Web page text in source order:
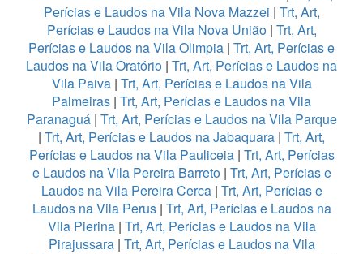
Perícias e Laudos na Vila Nova Mazzei | Trt, Art,
Perícias e Laudos na Vila Nova União| Trt, Art,
Perícias e Laudos na Vila Olimpia | Trt, Art, Perícias e
Laudos na Vila Oratório | Trt, Art, Perícias e Laudos na
Vila Paiva| Trt, Art, Perícias e Laudos na Vila
Palmeiras | Trt, Art, Perícias e Laudos na Vila
Paranaguá| Trt, Art, Perícias e Laudos na Vila Parque
| Trt, Art, Perícias e Laudos na Jabaquara | Trt, Art,
Perícias e Laudos na Vila Pauliceia| Trt, Art, Perícias
e Laudos na Vila Pereira Barreto| Trt, Art, Perícias e
Laudos na Vila Pereira Cerca| Trt, Art, Perícias e
Laudos na Vila Perus| Trt, Art, Perícias e Laudos na
Vila Pierina| Trt, Art, Perícias e Laudos na Vila
Pirajussara| Trt, Art, Perícias e Laudos na Vila